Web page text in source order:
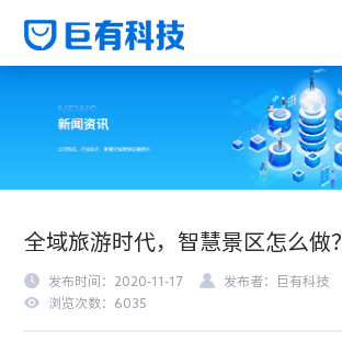
全域旅游时代，智慧景区怎么做？
发布时间：2020-11-17
发布者：巨有科技
浏览次数：6035